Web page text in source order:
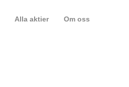
Om oss
Alla aktier